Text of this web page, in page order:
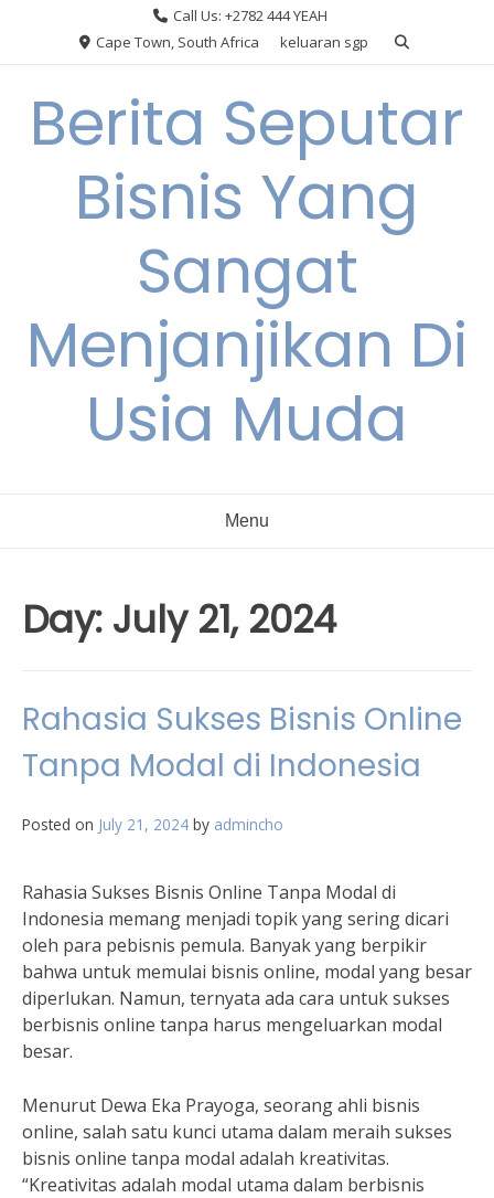
Call Us: +2782 444 YEAH
Cape Town, South Africa
keluaran sgp
Berita Seputar
Bisnis Yang
Sangat
Menjanjikan Di
Usia Muda
Menu
Day: July 21, 2024
Rahasia Sukses Bisnis Online
Tanpa Modal di Indonesia
Posted on July 21, 2024 by admincho
Rahasia Sukses Bisnis Online Tanpa Modal di
Indonesia memang menjadi topik yang sering dicari
oleh para pebisnis pemula. Banyak yang berpikir
bahwa untuk memulai bisnis online, modal yang besar
diperlukan. Namun, ternyata ada cara untuk sukses
berbisnis online tanpa harus mengeluarkan modal
besar.
Menurut Dewa Eka Prayoga, seorang ahli bisnis
online, salah satu kunci utama dalam meraih sukses
bisnis online tanpa modal adalah kreativitas.
“Kreativitas adalah modal utama dalam berbisnis